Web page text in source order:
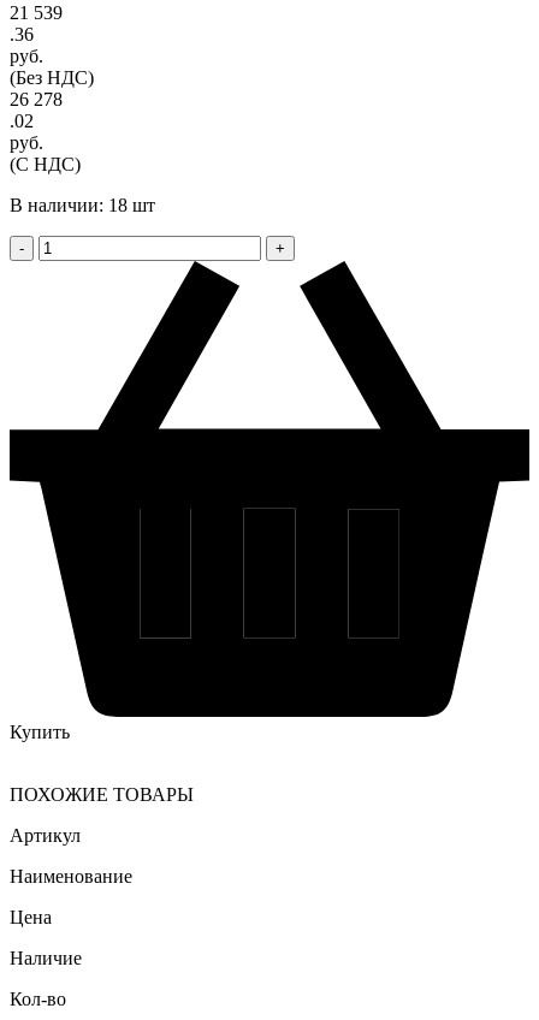
21 539
.36
руб.
(Без НДС)
26 278
.02
руб.
(С НДС)
В наличии: 18 шт
Купить
ПОХОЖИЕ ТОВАРЫ
Артикул
Наименование
Цена
Наличие
Кол-во